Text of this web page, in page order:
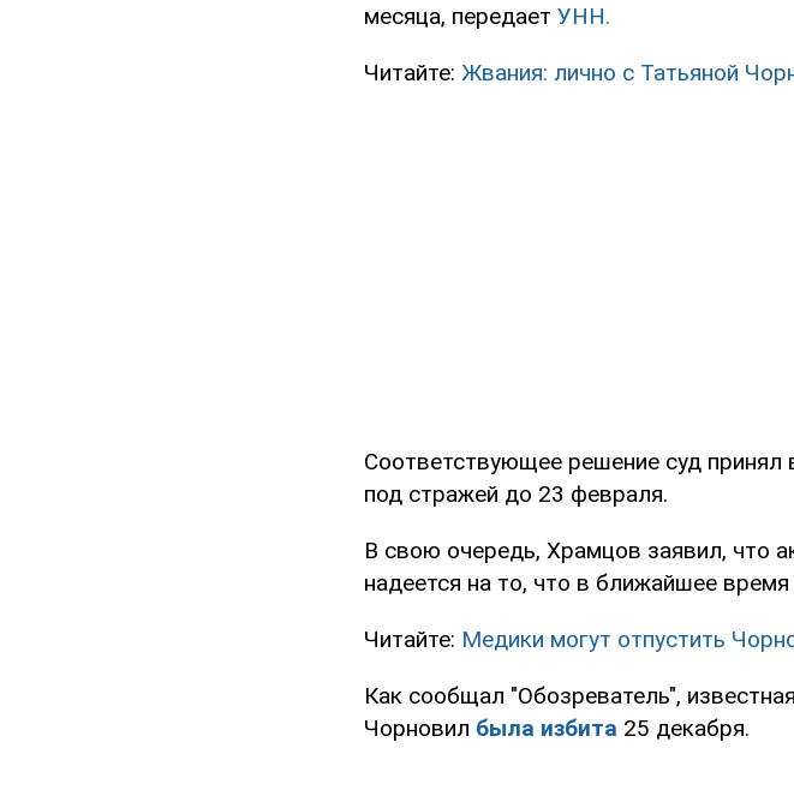
месяца, передает УНН.
Читайте: Жвания: лично с Татьяной
Соответствующее решение суд принял
под стражей до 23 февраля.
В свою очередь, Храмцов заявил, что
надеется на то, что в ближайшее
Читайте: Медики могут отпустить
Как сообщал "Обозреватель",
Чорновил была избита 25 декабря.